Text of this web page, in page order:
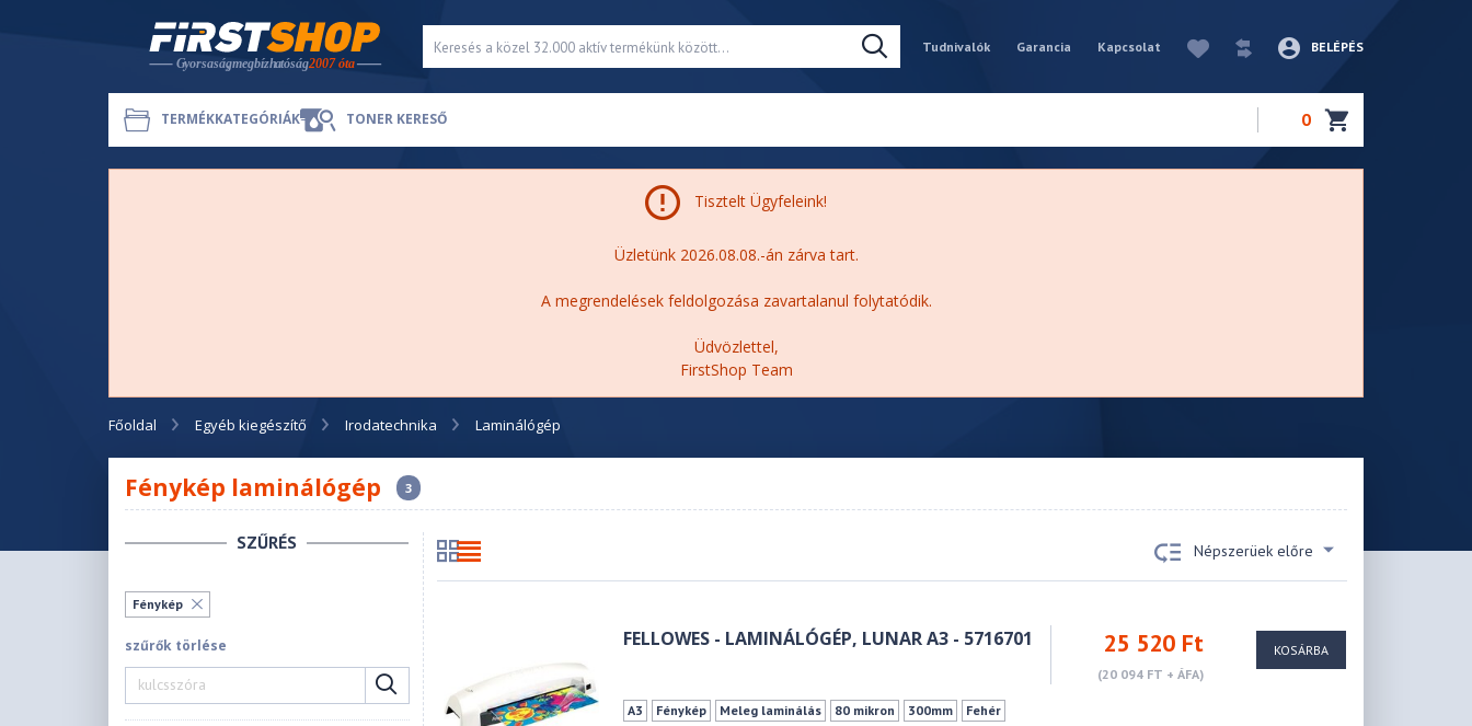
Tudnivalók Garancia Kapcsolat BELÉPÉS
TERMÉKKATEGÓRIÁK TONER KERESŐ 0
Tisztelt Ügyfeleink!
Üzletünk 2026.08.08.-án zárva tart.
A megrendelések feldolgozása zavartalanul folytatódik.
Üdvözlettel,
FirstShop Team
Főoldal Egyéb kiegészítő Irodatechnika Laminálógép
Fénykép laminálógép 3
SZŰRÉS
Fénykép
szűrők törlése
Népszerüek előre
FELLOWES - LAMINÁLÓGÉP, LUNAR A3 - 5716701 25 520 Ft
(20 094 FT + ÁFA)
A3 Fénykép Meleg laminálás 80 mikron 300mm Fehér
KOSÁRBA